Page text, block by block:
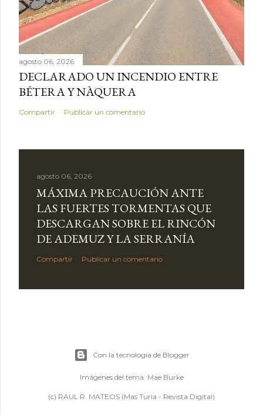
agosto 06, 2026
DECLARADO UN INCENDIO ENTRE
BÉTERA Y NÀQUERA
Compartir Publicar un comentario
agosto 06, 2026
MÁXIMA PRECAUCIÓN ANTE
LAS FUERTES TORMENTAS QUE
DESCARGAN SOBRE EL RINCÓN
DE ADEMUZ Y LA SERRANÍA
Compartir Publicar un comentario
Con la tecnología de Blogger
Imágenes del tema: Mae Burke
(c) RAUL R. MATEOS (Mas Turia - Revista Digital)